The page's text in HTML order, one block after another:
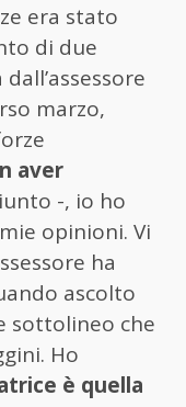
era stato
di due
marzo,
aver
-, io ho
opinioni. Vi
ha
ascolto
sottolineo che
Ho
è quella